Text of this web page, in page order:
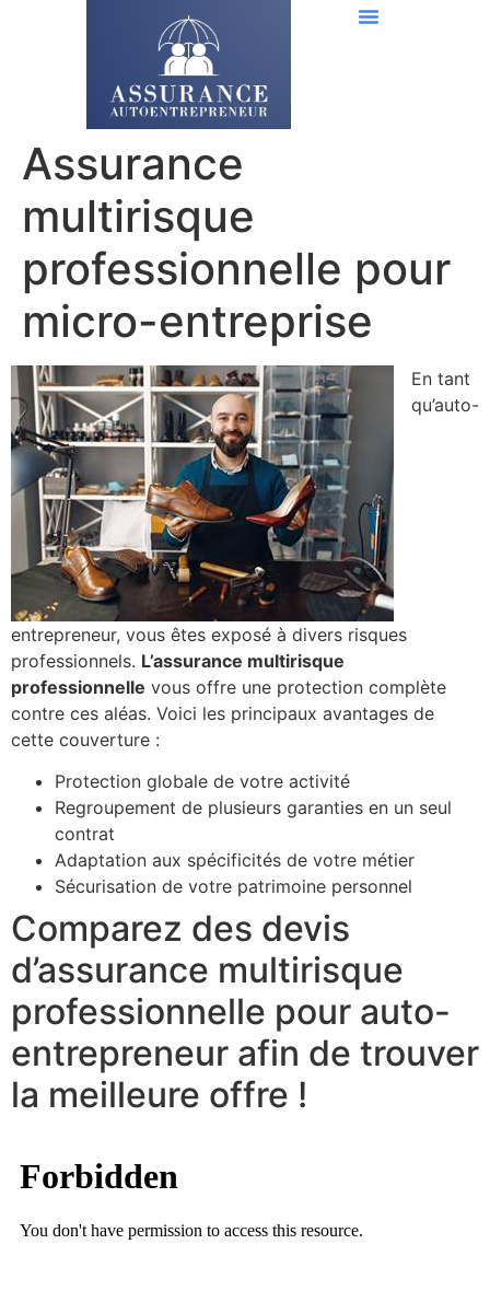
Assurance
multirisque
professionnelle pour
micro-entreprise
En tant
qu’auto-
entrepreneur, vous êtes exposé à divers risques
professionnels. L’assurance multirisque
professionnelle vous offre une protection complète
contre ces aléas. Voici les principaux avantages de
cette couverture :
Protection globale de votre activité
Regroupement de plusieurs garanties en un seul
contrat
Adaptation aux spécificités de votre métier
Sécurisation de votre patrimoine personnel
Comparez des devis
d’assurance multirisque
professionnelle pour auto-
entrepreneur afin de trouver
la meilleure offre !